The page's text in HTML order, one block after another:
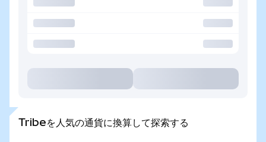
Tribeを人気の通貨に換算して探索する